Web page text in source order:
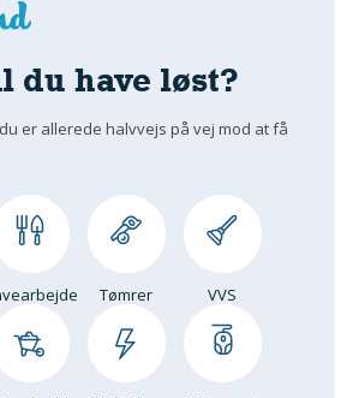
du have løst?
er allerede halvvejs på vej mod at få
Tømrer VVS